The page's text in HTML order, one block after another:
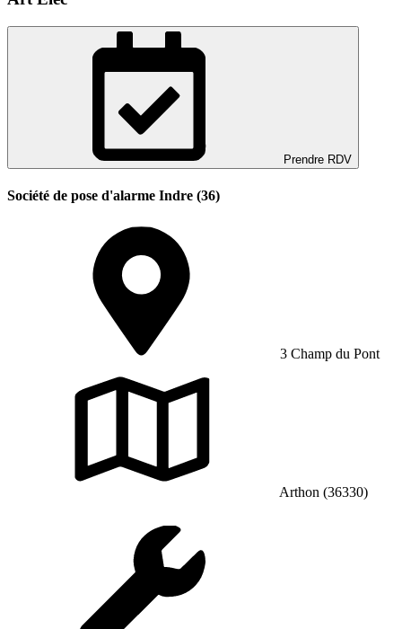
Prendre RDV
Société de pose d'alarme Indre (36)
3 Champ du Pont
Arthon (36330)